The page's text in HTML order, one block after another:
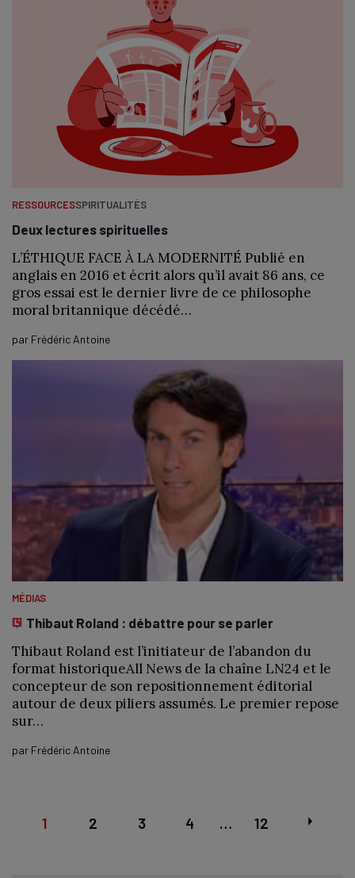
RESSOURCESSPIRITUALITÉS
Deux lectures spirituelles
L’ÉTHIQUE FACE À LA MODERNITÉ Publié en
anglais en 2016 et écrit alors qu’il avait 86 ans, ce
gros essai est le dernier livre de ce philosophe
moral britannique décédé…
par Frédéric Antoine
MÉDIAS
Thibaut Roland : débattre pour se parler
Thibaut Roland est l’initiateur de l’abandon du
format historiqueAll News de la chaîne LN24 et le
concepteur de son repositionnement éditorial
autour de deux piliers assumés. Le premier repose
sur…
par Frédéric Antoine
Posts
1 2 3 4 … 12